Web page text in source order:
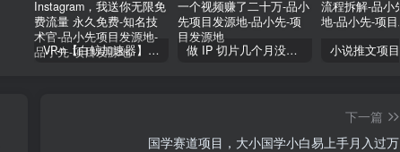
VP-n【白鲸加速器】在国内也能刷油管、Instagram，我送你无限免费流量 永久免费-知名技术官-品小先项目发源地 做 IP 切片几个月没赚到什么钱，蹭上热点，靠一个视频赚了二十万-品小先项目发源地
下一篇
国学赛道项目，大小国学小白易上手月入过万